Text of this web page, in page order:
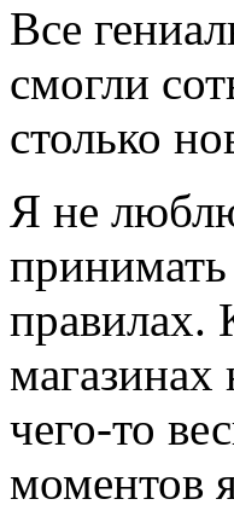
Все
смогли
столько
Я не
правилах.
магазинах
чего-то
моментов